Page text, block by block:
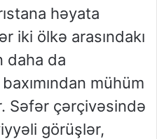
həyata
iki ölkə arasındakı
daha da
mühüm
Səfər çərçivəsində
görüşlər,